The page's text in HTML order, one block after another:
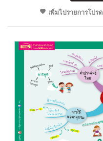
เพิ่มไปรายการโปรด